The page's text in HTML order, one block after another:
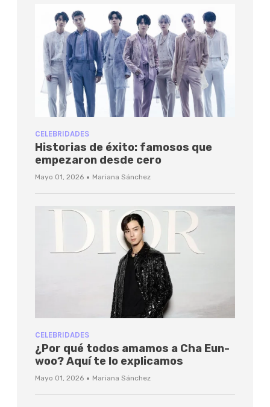
CELEBRIDADES
Historias de éxito: famosos que
empezaron desde cero
Mayo 01, 2026 · Mariana Sánchez
CELEBRIDADES
¿Por qué todos amamos a Cha Eun-
woo? Aquí te lo explicamos
Mayo 01, 2026 · Mariana Sánchez